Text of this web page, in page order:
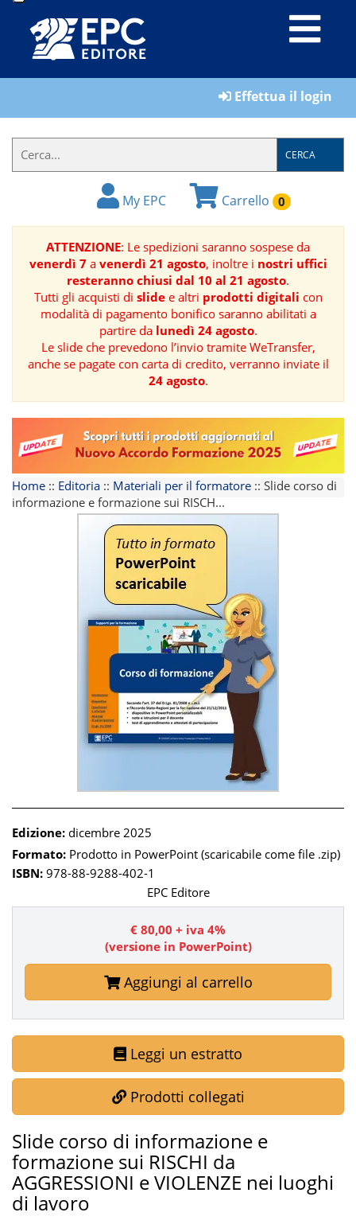
LIBRI
IL
FORMATORE
BOOK
RIVISTE
MANUALISTICA
SOFTWARE
TEMATICHE
Effettua il login
CERCA
My EPC Carrello 0
ATTENZIONE: Le spedizioni saranno sospese da
venerdì 7a venerdì 21 agosto, inoltre i nostri uffici
resteranno chiusi dal 10 al 21 agosto.
Tutti gli acquisti di slidee altri prodotti digitali con
modalità di pagamento bonifico saranno abilitati a
partire da lunedì 24 agosto.
Le slide che prevedono l’invio tramite WeTransfer,
anche se pagate con carta di credito, verranno inviate il
24 agosto.
Home :: Editoria :: Materiali per il formatore :: Slide corso di
informazione e formazione sui RISCH...
Edizione: dicembre 2025
Formato: Prodotto in PowerPoint (scaricabile come file .zip)
ISBN: 978-88-9288-402-1
EPC Editore
€ 80,00 + iva 4%
(versione in PowerPoint)
Aggiungi al carrello
Leggi un estratto
Prodotti collegati
Slide corso di informazione e
formazione sui RISCHI da
AGGRESSIONI e VIOLENZE nei luoghi
di lavoro